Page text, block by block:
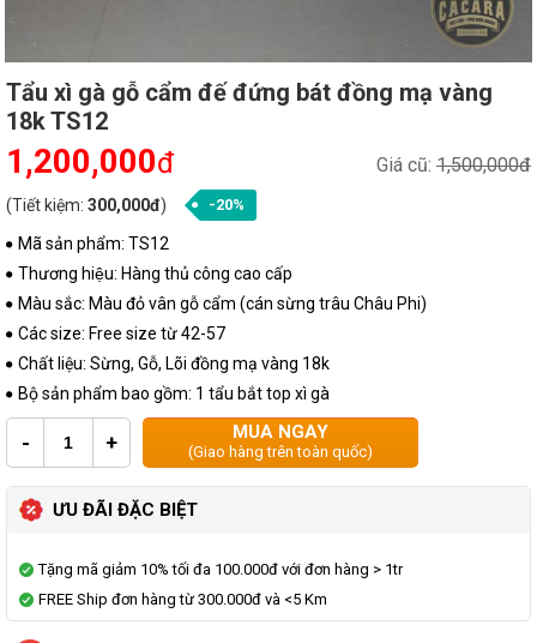
Tẩu xì gà gỗ cẩm đế đứng bát đồng mạ vàng
18k TS12
Giá cũ: 1,500,000đ
1,200,000đ
(Tiết kiệm: 300,000đ) -20%
Mã sản phẩm: TS12
Thương hiệu: Hàng thủ công cao cấp
Màu sắc: Màu đỏ vân gỗ cẩm (cán sừng trâu Châu Phi)
Các size: Free size từ 42-57
Chất liệu: Sừng, Gỗ, Lõi đồng mạ vàng 18k
Bộ sản phẩm bao gồm: 1 tẩu bắt top xì gà
- + MUA NGAY
(Giao hàng trên toàn quốc)
ƯU ĐÃI ĐẶC BIỆT
Tặng mã giảm 10% tối đa 100.000đ với đơn hàng > 1tr
FREE Ship đơn hàng từ 300.000đ và <5 Km